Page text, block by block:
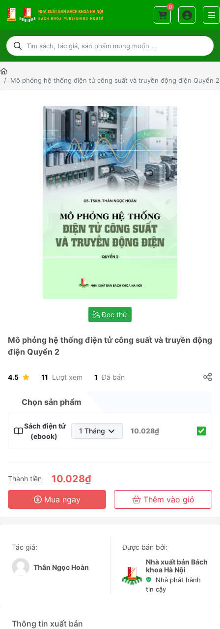
0
Mô phỏng hệ thống điện tử công suất và truyền động điện Quyển 2
Đọc thử
Mô phỏng hệ thống điện tử công suất và truyền động
điện Quyển 2
4.5 11 Lượt xem 1 Đã bán
Chọn sản phẩm
Sách điện tử
(ebook)
1 Tháng
6 Tháng
3 Năm
10.028₫
Thành tiền 10.028₫
Mua ngay Thêm vào giỏ
Tác giả:
Thân Ngọc Hoàn
Được bán bởi:
Nhà xuất bản Bách
khoa Hà Nội
Nhà phát hành
tin cậy
Thông tin xuất bản